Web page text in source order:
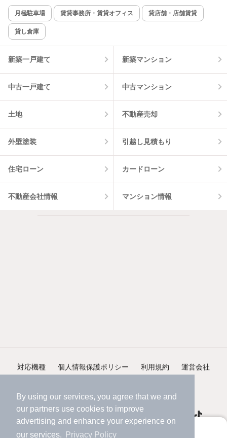
By using our services, you agree that we and
our partners use cookies to improve
advertising and enhance your experience on
our services.
Privacy Policy
アプリに切り替えて、サクサクお部屋探し
新着のみ インターネット無料
該当件数:
1件
月極駐車場 賃貸事務所・賃貸オフィス 貸店舗・店舗賃貸
貸し倉庫
新築一戸建て 新築マンション
中古一戸建て 中古マンション
土地 不動産売却
外壁塗装 引越し見積もり
住宅ローン カードローン
不動産会社情報 マンション情報
対応機種 個人情報保護ポリシー 利用規約 運営会社